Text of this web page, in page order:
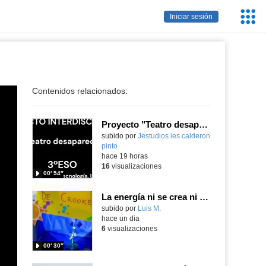
Iniciar sesión
Contenidos relacionados:
Proyecto "Teatro desaparecido"
Contenido educativo.
subido por Jestudios ies calderon
pinto
00′ 54″
-
hace 19 horas
16visualizaciones
La energía ni se crea ni se destruye... ¡se experimenta! El Tierno en la Feria Madrid es Ciencia 2026
Contenido educativo.
subido por Luis M.
00′ 30″
hace un dia
6visualizaciones